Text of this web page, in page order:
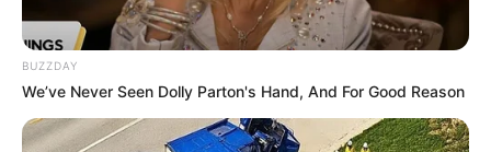
BUZZDAY
We’ve Never Seen Dolly Parton's Hand, And For Good Reason